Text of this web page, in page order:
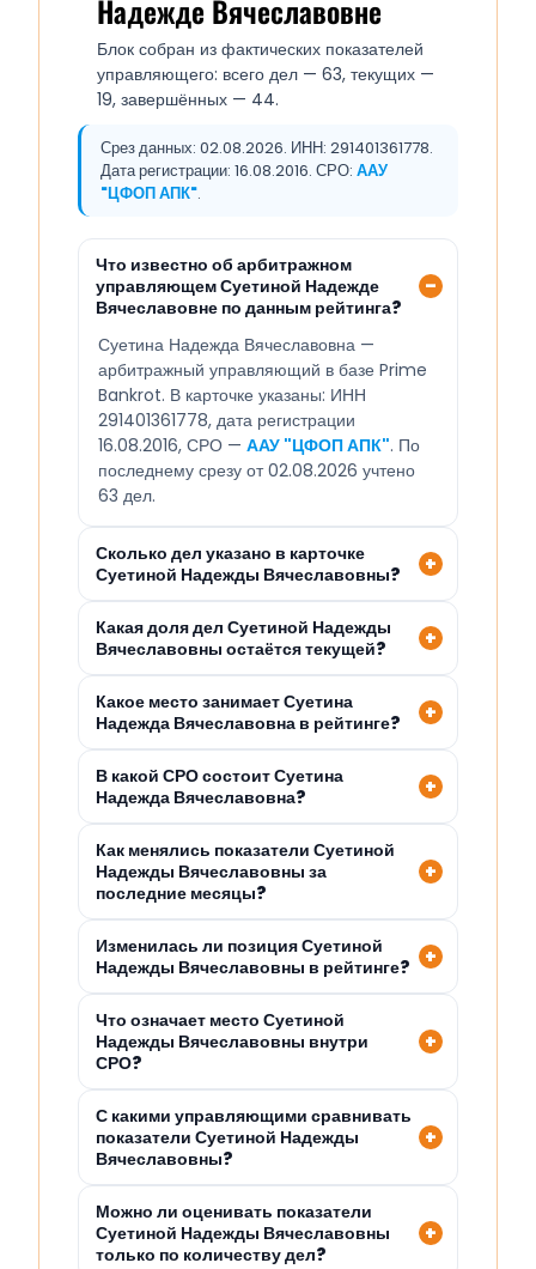
Надежде Вячеславовне
Блок собран из фактических показателей
управляющего: всего дел — 63, текущих —
19, завершённых — 44.
Срез данных: 02.08.2026. ИНН: 291401361778.
Дата регистрации: 16.08.2016. СРО: ААУ
"ЦФОП АПК".
Что известно об арбитражном
управляющем Суетиной Надежде
Вячеславовне по данным рейтинга?
Суетина Надежда Вячеславовна —
арбитражный управляющий в базе Prime
Bankrot. В карточке указаны: ИНН
291401361778, дата регистрации
16.08.2016, СРО — ААУ "ЦФОП АПК". По
последнему срезу от 02.08.2026 учтено
63 дел.
Сколько дел указано в карточке
Суетиной Надежды Вячеславовны?
Какая доля дел Суетиной Надежды
Вячеславовны остаётся текущей?
Какое место занимает Суетина
Надежда Вячеславовна в рейтинге?
В какой СРО состоит Суетина
Надежда Вячеславовна?
Как менялись показатели Суетиной
Надежды Вячеславовны за
последние месяцы?
Изменилась ли позиция Суетиной
Надежды Вячеславовны в рейтинге?
Что означает место Суетиной
Надежды Вячеславовны внутри
СРО?
С какими управляющими сравнивать
показатели Суетиной Надежды
Вячеславовны?
Можно ли оценивать показатели
Суетиной Надежды Вячеславовны
только по количеству дел?